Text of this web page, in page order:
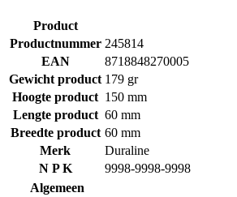
Product
Productnummer 245814
EAN
8718848270005
Gewicht product 179 gr
Hoogte product 150 mm
Lengte product 60 mm
Breedte product 60 mm
Merk
Duraline
N P K
9998-9998-9998
Algemeen